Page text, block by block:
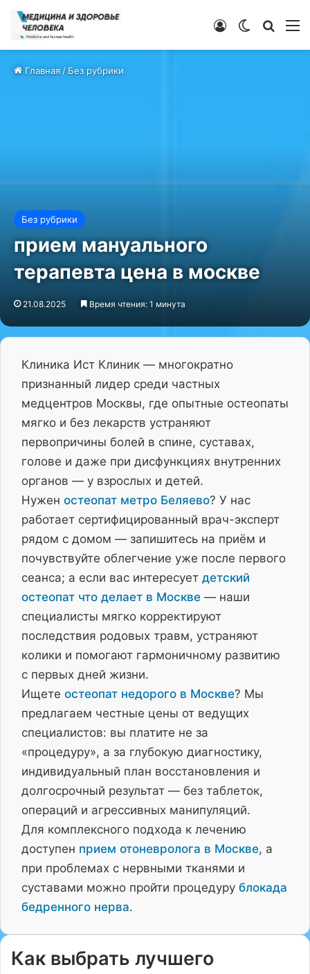
Switch skin
Войти
Главная/Без рубрики
Без рубрики
прием мануального
терапевта цена в москве
21.08.2025 Время чтения: 1 минута
Клиника Ист Клиник — многократно
признанный лидер среди частных
медцентров Москвы, где опытные остеопаты
мягко и без лекарств устраняют
первопричины болей в спине, суставах,
голове и даже при дисфункциях внутренних
органов — у взрослых и детей.
Нужен остеопат метро Беляево? У нас
работает сертифицированный врач-эксперт
рядом с домом — запишитесь на приём и
почувствуйте облегчение уже после первого
сеанса; а если вас интересует детский
остеопат что делает в Москве — наши
специалисты мягко корректируют
последствия родовых травм, устраняют
колики и помогают гармоничному развитию
с первых дней жизни.
Ищете остеопат недорого в Москве? Мы
предлагаем честные цены от ведущих
специалистов: вы платите не за
«процедуру», а за глубокую диагностику,
индивидуальный план восстановления и
долгосрочный результат — без таблеток,
операций и агрессивных манипуляций.
Для комплексного подхода к лечению
доступен прием отоневролога в Москве, а
при проблемах с нервными тканями и
суставами можно пройти процедуру блокада
бедренного нерва.
Как выбрать лучшего